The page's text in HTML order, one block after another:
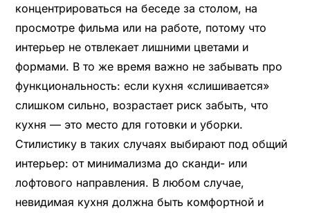
концентрироваться на беседе за столом, на
просмотре фильма или на работе, потому что
интерьер не отвлекает лишними цветами и
формами. В то же время важно не забывать про
функциональность: если кухня «слишивается»
слишком сильно, возрастает риск забыть, что
кухня — это место для готовки и уборки.
Стилистику в таких случаях выбирают под общий
интерьер: от минимализма до сканди- или
лофтового направления. В любом случае,
невидимая кухня должна быть комфортной и